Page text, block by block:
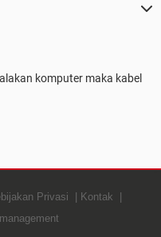
komputer maka kabel
Privasi
Kontak